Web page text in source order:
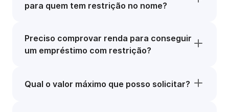
para quem tem restrição no nome?
Preciso comprovar renda para conseguir
um empréstimo com restrição?
Qual o valor máximo que posso solicitar?